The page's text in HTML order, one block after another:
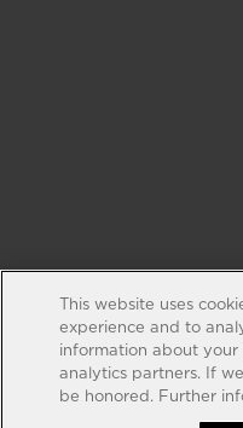
This website uses
experience and to
information about your
analytics partners. If
be honored. Further